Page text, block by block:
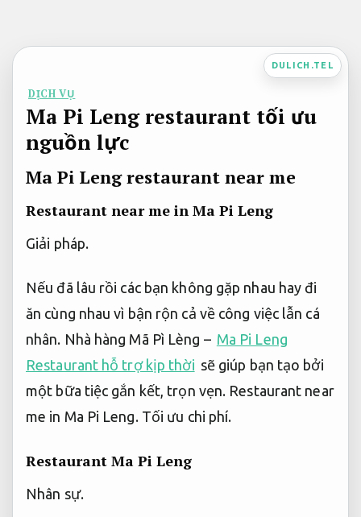
nội
dung
DULICH.TEL
DỊCH VỤ
Ma Pi Leng restaurant tối ưu
nguồn lực
Ma Pi Leng restaurant near me
Restaurant near me in Ma Pi Leng
Giải pháp.
Nếu đã lâu rồi các bạn không gặp nhau hay đi
ăn cùng nhau vì bận rộn cả về công việc lẫn cá
nhân. Nhà hàng Mã Pì Lèng – Ma Pi Leng
Restaurant hỗ trợ kịp thời sẽ giúp bạn tạo bởi
một bữa tiệc gắn kết, trọn vẹn. Restaurant near
me in Ma Pi Leng. Tối ưu chi phí.
Restaurant Ma Pi Leng
Nhân sự.